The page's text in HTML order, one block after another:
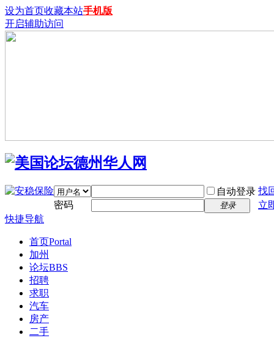
设为首页收藏本站手机版
开启辅助访问
自动登录 找
密码
登录
立
快捷导航
首页Portal
加州
论坛BBS
招聘
求职
汽车
房产
二手